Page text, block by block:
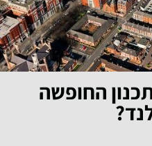
החופשה